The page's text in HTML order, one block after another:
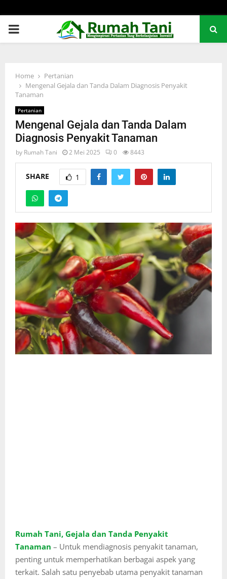
PRIMARY
Home
Pertanian
Mengenal Gejala dan Tanda Dalam Diagnosis Penyakit
Tanaman
Pertanian
Mengenal Gejala dan Tanda Dalam
Diagnosis Penyakit Tanaman
by Rumah Tani 2 Mei 2025 0 8443
SHARE 1
Rumah Tani, Gejala dan Tanda Penyakit
Tanaman – Untuk mendiagnosis penyakit tanaman,
penting untuk memperhatikan berbagai aspek yang
terkait. Salah satu penyebab utama penyakit tanaman